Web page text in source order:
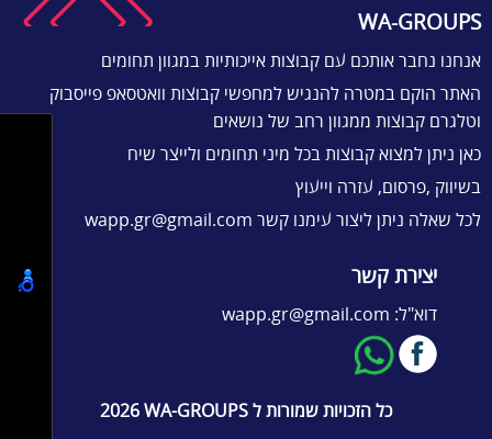
WA-GROUPS
אנחנו נחבר אותכם עם קבוצות אייכותיות במגוון תחומים
האתר הוקם במטרה להנגיש למחפשי קבוצות וואטסאפ פייסבוק
וטלגרם קבוצות ממגוון רחב של נושאים
כאן ניתן למצוא קבוצות בכל מיני תחומים ולייצר שיח
בשיווק ,פרסום, עזרה וייעוץ
לכל שאלה ניתן ליצור עימנו קשר wapp.gr@gmail.com
יצירת קשר
דוא"ל: wapp.gr@gmail.com
כל הזכויות שמורות ל WA-GROUPS
2026